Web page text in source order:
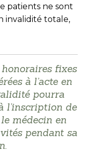
patients ne sont
invalidité totale,
fixes
à l’acte en
pourra
l’inscription de
médecin en
pendant sa